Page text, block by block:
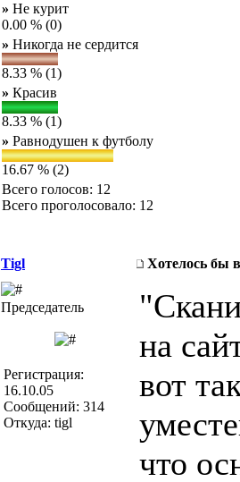
» Не курит
0.00 % (0)
» Никогда не сердится
8.33 % (1)
» Красив
8.33 % (1)
» Равнодушен к футболу
16.67 % (2)
Всего голосов: 12
Всего проголосовало: 12
Tigl Хотелось бы
Председатель
Регистрация:
16.10.05
Сообщений: 314
Откуда: tigl
на
вот
что